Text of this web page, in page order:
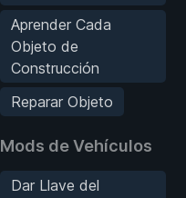
Aprender Cada
Objeto de
Construcción
Reparar Objeto
Mods de Vehículos
Dar Llave del